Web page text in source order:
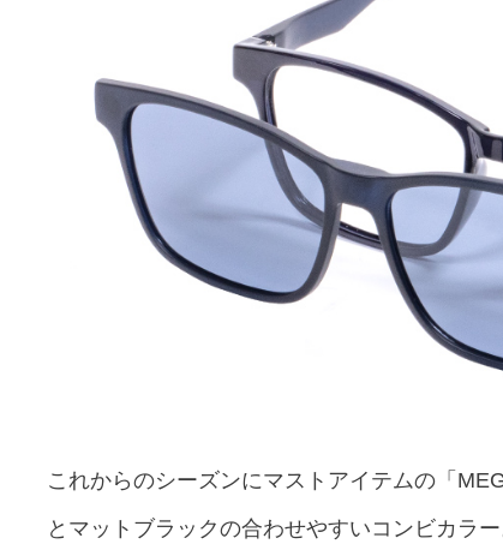
これからのシーズンにマストアイテムの「
とマットブラックの合わせやすいコンビカラ